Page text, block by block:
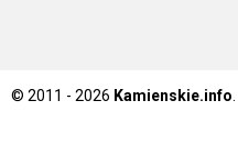
© 2011 - 2026 Kamienskie.info